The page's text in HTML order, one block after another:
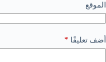
الموقع
أضف تعليقًا *